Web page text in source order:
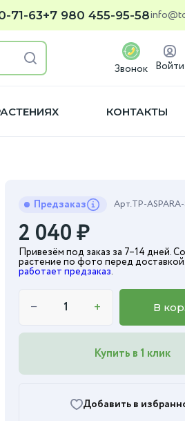
71-63+7 980 455-95-58
Звонок Войти
КОНТАКТЫ
Предзаказ Арт.TP-ASPARA-
2 040₽
Привезём под заказ за 7–14 дней.
растение по фото перед доставкой.
работает предзаказ.
− + В
Купить в 1 клик
Добавить в